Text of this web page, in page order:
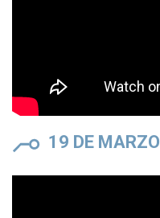
19 DE MARZO